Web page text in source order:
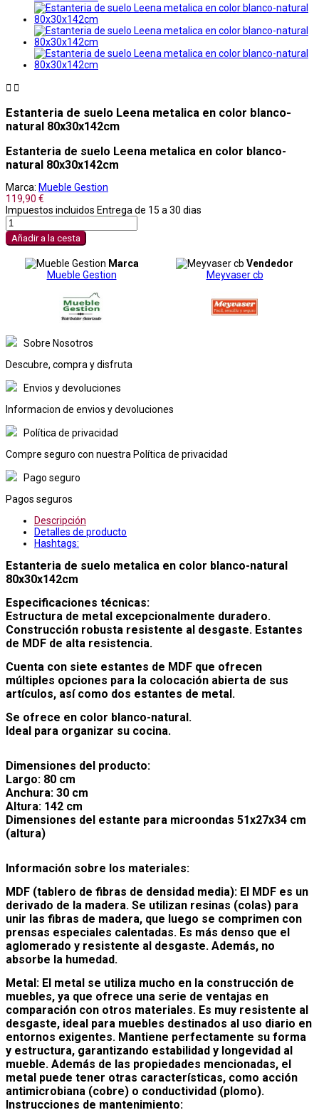
 
Estanteria de suelo Leena metalica en color blanco-
natural 80x30x142cm
Estanteria de suelo Leena metalica en color blanco-
natural 80x30x142cm
Marca: Mueble Gestion
119,90 €
Impuestos incluidos Entrega de 15 a 30 dias
Añadir a la cesta
Marca
Mueble Gestion
Vendedor
Meyvaser cb
Sobre Nosotros
Descubre, compra y disfruta
Envios y devoluciones
Informacion de envios y devoluciones
Política de privacidad
Compre seguro con nuestra Política de privacidad
Pago seguro
Pagos seguros
Descripción
Detalles de producto
Hashtags:
Estanteria de suelo metalica en color blanco-natural
80x30x142cm
Especificaciones técnicas:
Estructura de metal excepcionalmente duradero.
Construcción robusta resistente al desgaste. Estantes
de MDF de alta resistencia.
Cuenta con siete estantes de MDF que ofrecen
múltiples opciones para la colocación abierta de sus
artículos, así como dos estantes de metal.
Se ofrece en color blanco-natural.
Ideal para organizar su cocina.
Dimensiones del producto:
Largo: 80 cm
Anchura: 30 cm
Altura: 142 cm
Dimensiones del estante para microondas 51x27x34 cm
(altura)
Información sobre los materiales:
MDF (tablero de fibras de densidad media): El MDF es un
derivado de la madera. Se utilizan resinas (colas) para
unir las fibras de madera, que luego se comprimen con
prensas especiales calentadas. Es más denso que el
aglomerado y resistente al desgaste. Además, no
absorbe la humedad.
Metal: El metal se utiliza mucho en la construcción de
muebles, ya que ofrece una serie de ventajas en
comparación con otros materiales. Es muy resistente al
desgaste, ideal para muebles destinados al uso diario en
entornos exigentes. Mantiene perfectamente su forma
y estructura, garantizando estabilidad y longevidad al
mueble. Además de las propiedades mencionadas, el
metal puede tener otras características, como acción
antimicrobiana (cobre) o conductividad (plomo).
Instrucciones de mantenimiento: